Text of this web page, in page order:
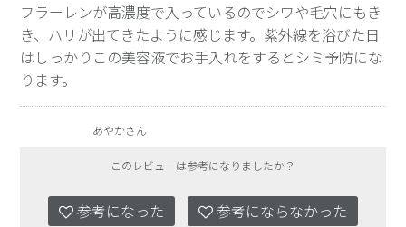
フラーレンが高濃度で入っているのでシワや毛穴にもき
き、ハリが出てきたように感じます。紫外線を浴びた日
はしっかりこの美容液でお手入れをするとシミ予防にな
ります。
あやかさん
このレビューは参考になりましたか？
参考になった 参考にならなかった